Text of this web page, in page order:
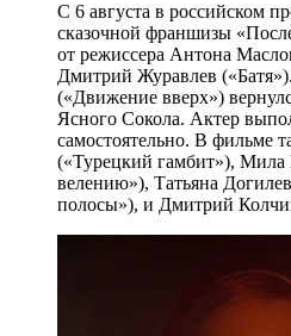
С 6 августа в российском
сказочной франшизы
от режиссера Антона
Дмитрий Журавлев
(«Движение вверх»)
Ясного Сокола. Актер
самостоятельно. В фильме
(«Турецкий гамбит»),
велению»), Татьяна
полосы»), и Дмитрий